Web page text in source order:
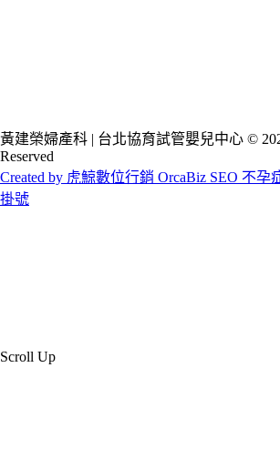
黃建榮婦產科 | 台北協育試管嬰兒中心 ©
Reserved
Created by 虎鯨數位行銷 OrcaBiz SEO 不孕
掛號
Scroll Up